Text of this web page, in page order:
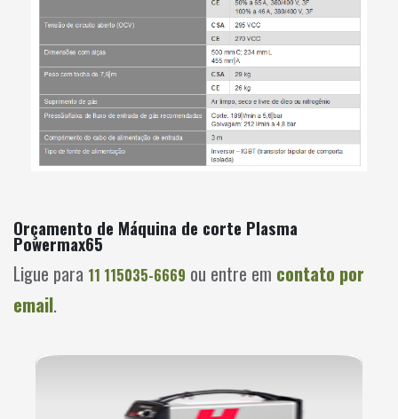
Orçamento de Máquina de corte Plasma
Powermax65
Ligue para 11 115035-6669 ou entre em contato por
email.